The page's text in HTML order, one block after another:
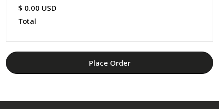
$ 0.00 USD
Total
Place Order